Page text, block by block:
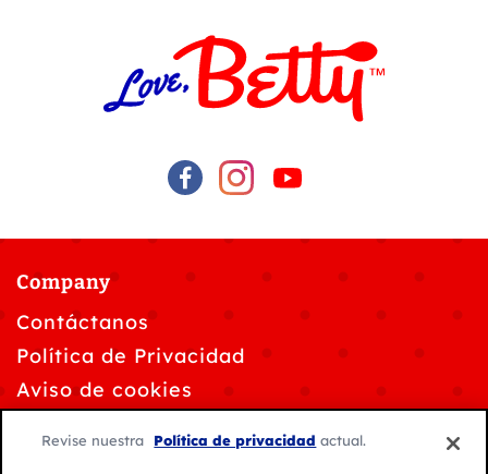
Company
Contáctanos
Política de Privacidad
Aviso de cookies
Personalizar la configuración de cookies
Revise nuestra Política de privacidad actual.